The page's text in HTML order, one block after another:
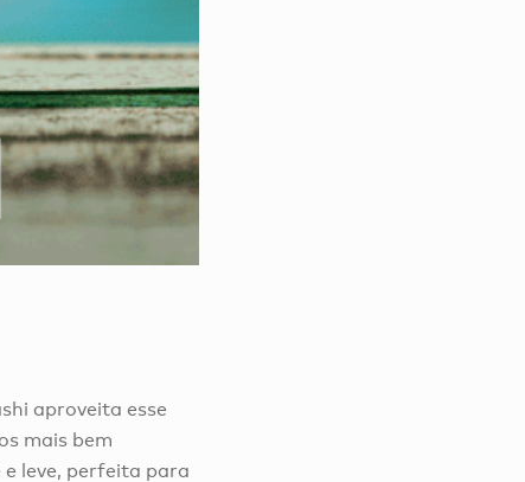
aproveita esse
mais bem
leve, perfeita para